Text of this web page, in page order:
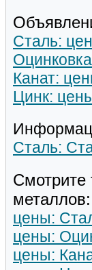
Сталь:
Канат:
Цинк:
Сталь:
Смотрите
металлов:
цены:
цены:
цены: